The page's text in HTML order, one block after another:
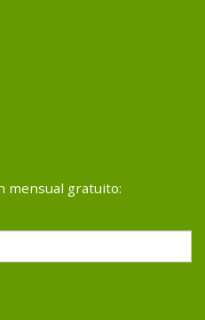
mensual gratuito: